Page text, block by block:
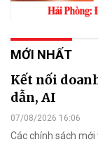
MỚI NHẤT
Kết nối
dẫn, AI
07/08/2026 16:06
Các chính sách